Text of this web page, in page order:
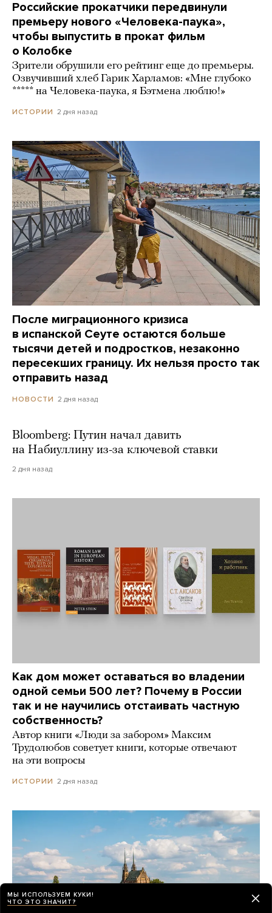
Российские прокатчики передвинули
премьеру нового «Человека-паука»,
чтобы выпустить в прокат фильм
о Колобке
Зрители обрушили его рейтинг еще до премьеры.
Озвучивший хлеб Гарик Харламов: «Мне глубоко
***** на Человека-паука, я Бэтмена люблю!»
ИСТОРИИ 2 дня назад
После миграционного кризиса
в испанской Сеуте остаются больше
тысячи детей и подростков, незаконно
пересекших границу. Их нельзя просто так
отправить назад
НОВОСТИ 2 дня назад
Bloomberg: Путин начал давить
на Набиуллину из-за ключевой ставки
2 дня назад
Как дом может оставаться во владении
одной семьи 500 лет? Почему в России
так и не научились отстаивать частную
собственность?
Автор книги «Люди за забором» Максим
Трудолюбов советует книги, которые отвечают
на эти вопросы
ИСТОРИИ 2 дня назад
МЫ ИСПОЛЬЗУЕМ КУКИ!
ЧТО ЭТО ЗНАЧИТ?